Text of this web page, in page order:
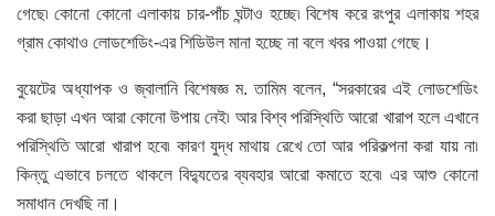
গেছে৷ কোনো কোনো এলাকায় চার-পাঁচ ঘন্টাও হচ্ছে৷ বিশেষ করে রংপুর এলাকায় শহর
গ্রাম কোথাও লোডশেডিং-এর শিডিউল মানা হচ্ছে না বলে খবর পাওয়া গেছে।
বুয়েটের অধ্যাপক ও জ্বালানি বিশেষজ্ঞ ম. তামিম বলেন, “সরকারের এই লোডশেডিং
করা ছাড়া এখন আরা কোনো উপায় নেই৷ আর বিশ্ব পরিস্থিতি আরো খারাপ হলে এখানে
পরিস্থিতি আরো খারাপ হবে৷ কারণ যুদ্ধ মাথায় রেখে তো আর পরিকল্পনা করা যায় না৷
কিন্তু এভাবে চলতে থাকলে বিদ্যুতের ব্যবহার আরো কমাতে হবে৷ এর আশু কোনো
সমাধান দেখছি না।